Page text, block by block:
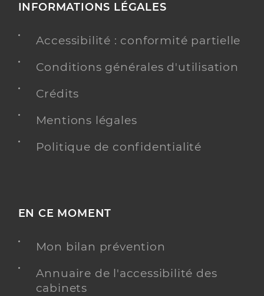
INFORMATIONS LÉGALES
Accessibilité : conformité partielle
Conditions générales d'utilisation
Crédits
Mentions légales
Politique de confidentialité
EN CE MOMENT
Mon bilan prévention
Annuaire de l'accessibilité des
cabinets